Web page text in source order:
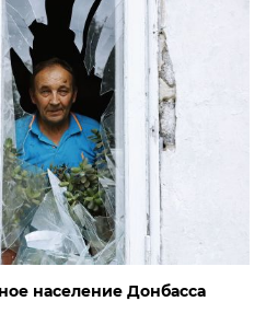
население Донбасса